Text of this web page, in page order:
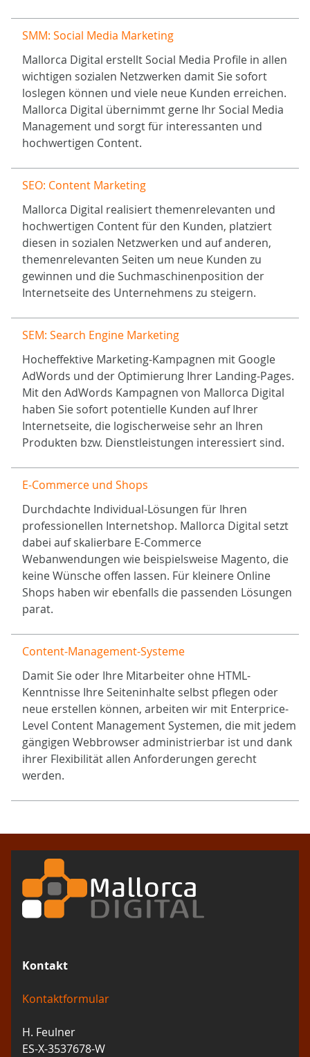
SMM: Social Media Marketing
Mallorca Digital erstellt Social Media Profile in allen
wichtigen sozialen Netzwerken damit Sie sofort
loslegen können und viele neue Kunden erreichen.
Mallorca Digital übernimmt gerne Ihr Social Media
Management und sorgt für interessanten und
hochwertigen Content.
SEO: Content Marketing
Mallorca Digital realisiert themenrelevanten und
hochwertigen Content für den Kunden, platziert
diesen in sozialen Netzwerken und auf anderen,
themenrelevanten Seiten um neue Kunden zu
gewinnen und die Suchmaschinenposition der
Internetseite des Unternehmens zu steigern.
SEM: Search Engine Marketing
Hocheffektive Marketing-Kampagnen mit Google
AdWords und der Optimierung Ihrer Landing-Pages.
Mit den AdWords Kampagnen von Mallorca Digital
haben Sie sofort potentielle Kunden auf Ihrer
Internetseite, die logischerweise sehr an Ihren
Produkten bzw. Dienstleistungen interessiert sind.
E-Commerce und Shops
Durchdachte Individual-Lösungen für Ihren
professionellen Internetshop. Mallorca Digital setzt
dabei auf skalierbare E-Commerce
Webanwendungen wie beispielsweise Magento, die
keine Wünsche offen lassen. Für kleinere Online
Shops haben wir ebenfalls die passenden Lösungen
parat.
Content-Management-Systeme
Damit Sie oder Ihre Mitarbeiter ohne HTML-
Kenntnisse Ihre Seiteninhalte selbst pflegen oder
neue erstellen können, arbeiten wir mit Enterprice-
Level Content Management Systemen, die mit jedem
gängigen Webbrowser administrierbar ist und dank
ihrer Flexibilität allen Anforderungen gerecht
werden.
Kontakt
Kontaktformular
H. Feulner
ES-X-3537678-W